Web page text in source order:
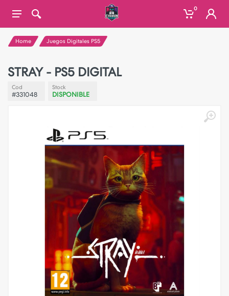
0
Home Juegos Digitales PS5
STRAY - PS5 DIGITAL
Cod
#331048
Stock
DISPONIBLE